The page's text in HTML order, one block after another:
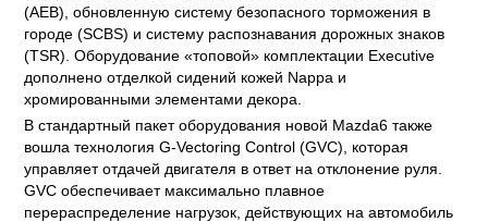
(AEB), обновленную систему безопасного торможения в
городе (SCBS) и систему распознавания дорожных знаков
(TSR). Оборудование «топовой» комплектации Executive
дополнено отделкой сидений кожей Nappa и
хромированными элементами декора.
В стандартный пакет оборудования новой Mazda6 также
вошла технология G-Vectoring Control (GVC), которая
управляет отдачей двигателя в ответ на отклонение руля.
GVC обеспечивает максимально плавное
перераспределение нагрузок, действующих на автомобиль